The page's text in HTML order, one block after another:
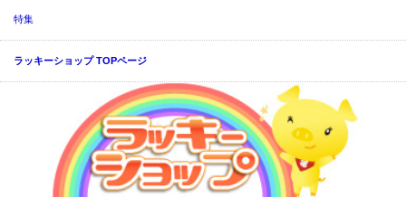
特集
ラッキーショップ TOPページ